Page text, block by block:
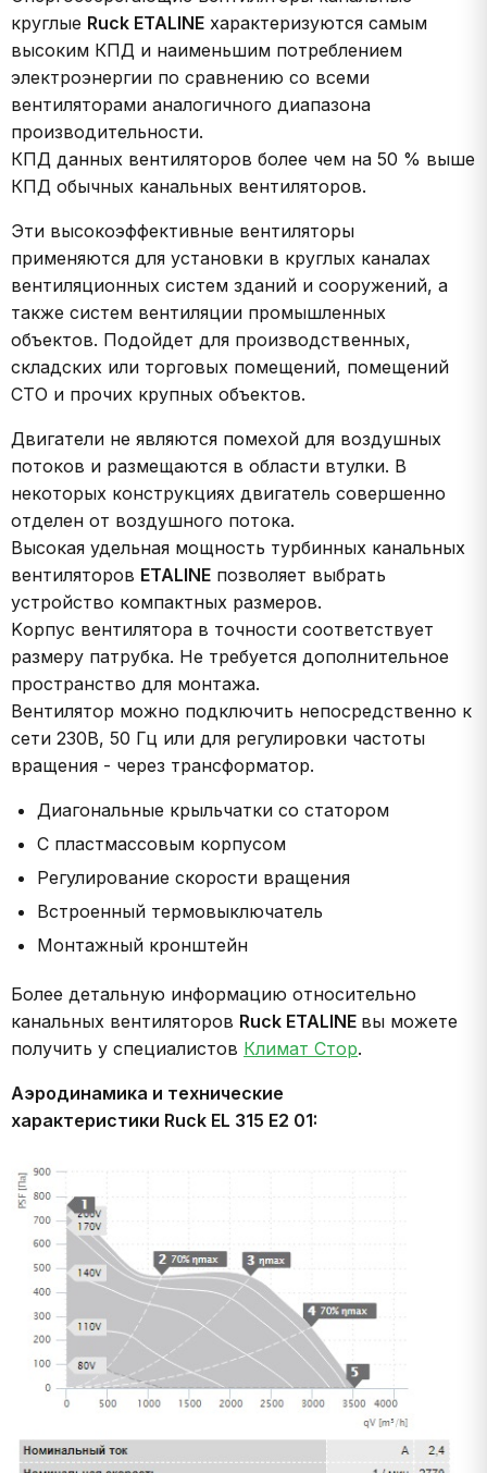
круглые Ruck ETALINE характеризуются самым
высоким КПД и наименьшим потреблением
электроэнергии по сравнению со всеми
вентиляторами аналогичного диапазона
производительности.
КПД данных вентиляторов более чем на 50 % выше
КПД обычных канальных вентиляторов.
Эти высокоэффективные вентиляторы
применяются для установки в круглых каналах
вентиляционных систем зданий и сооружений, а
также систем вентиляции промышленных
объектов. Подойдет для производственных,
складских или торговых помещений, помещений
СТО и прочих крупных объектов.
Двигатели не являются помехой для воздушных
потоков и размещаются в области втулки. В
некоторых конструкциях двигатель совершенно
отделен от воздушного потока.
Высокая удельная мощность турбинных канальных
вентиляторов ETALINE позволяет выбрать
устройство компактных размеров.
Kорпус вентилятора в точности соответствует
размеру патрубка. Hе требуется дополнительное
пространство для монтажа.
Вентилятор можно подключить непосредственно к
сети 230В, 50 Гц или для регулировки частоты
вращения - через трансформатор.
Диагональные крыльчатки со статором
С пластмассовым корпусом
Регулирование скорости вращения
Bстроенный термовыключатель
Монтажный кронштейн
Более детальную информацию относительно
канальных вентиляторов Ruck ETALINE вы можете
получить у специалистов Климат Стор.
Аэродинамика и технические
характеристики Ruck EL 315 E2 01: